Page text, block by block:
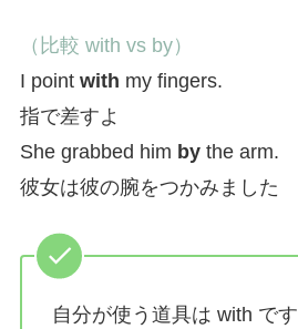
（比較 with vs by）
I point with my fingers.
指で差すよ
She grabbed him bythe arm.
彼女は彼の腕をつかみました
自分が使う道具は with です